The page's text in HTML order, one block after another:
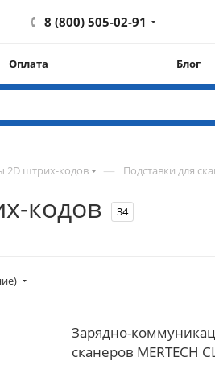
8 (800) 505-02-91
Оплата Блог
2D штрих-кодов — Подставки для
кодов 34
Зарядно-
сканеров MERTECH